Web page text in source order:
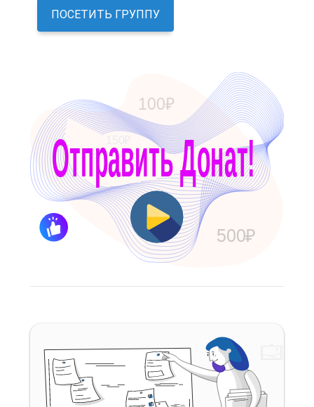
ПОСЕТИТЬ ГРУППУ